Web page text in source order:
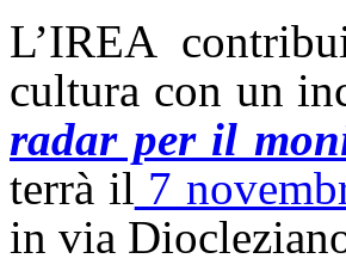
L’IREA
cultura con un
radar per il
terrà il 7
in via